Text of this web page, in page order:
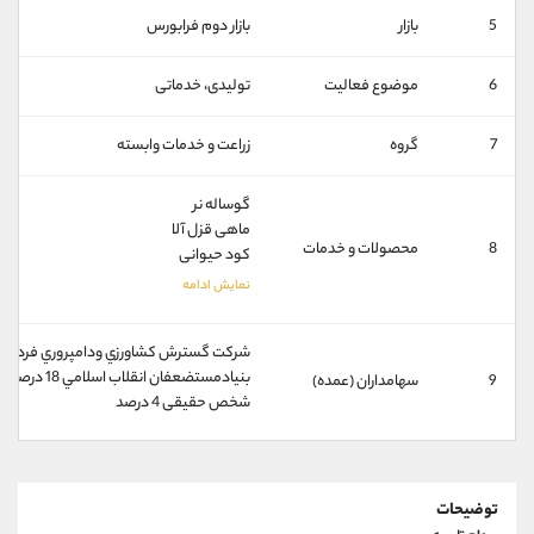
5 بازار بازار دوم فرابورس
6 موضوع فعالیت تولیدی، خدماتی
7 گروه زراعت و خدمات وابسته
8 محصولات و خدمات
گوساله نر
ماهی قزل آلا
کود حیوانی
9 سهامداران (عمده)
شركت گسترش كشاورزي ودامپروري فردوس
بنيادمستضعفان انقلاب اسلامي 18 درصد
شخص حقیقی 4 درصد
توضیحات